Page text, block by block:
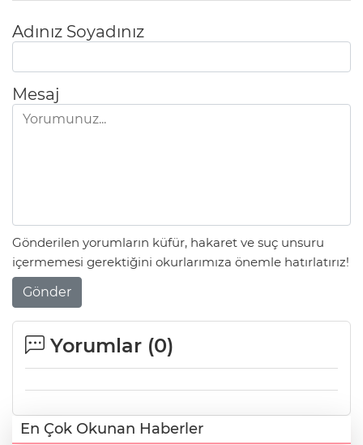
Adınız Soyadınız
Mesaj
Gönderilen yorumların küfür, hakaret ve suç unsuru
içermemesi gerektiğini okurlarımıza önemle hatırlatırız!
Gönder
Yorumlar (0)
En Çok Okunan Haberler